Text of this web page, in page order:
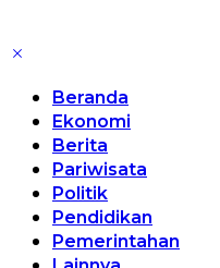
Beranda
Ekonomi
Berita
Pariwisata
Politik
Pendidikan
Pemerintahan